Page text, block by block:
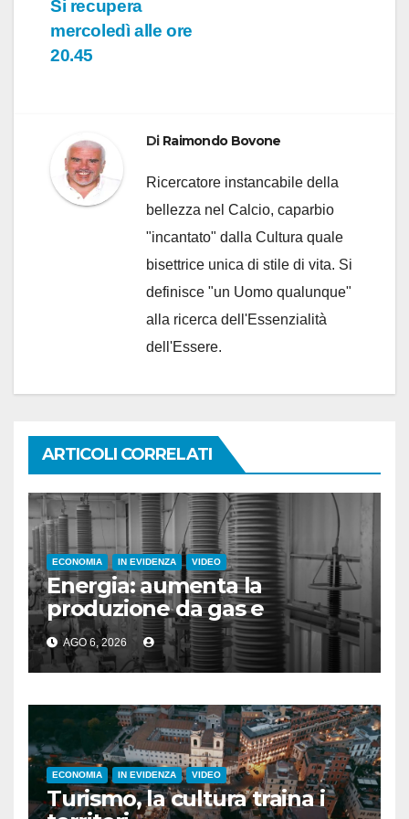
Si recupera
mercoledì alle ore
20.45
Di Raimondo Bovone
Ricercatore instancabile della
bellezza nel Calcio, caparbio
"incantato" dalla Cultura quale
bisettrice unica di stile di vita. Si
definisce "un Uomo qualunque"
alla ricerca dell'Essenzialità
dell'Essere.
ARTICOLI CORRELATI
ECONOMIA IN EVIDENZA VIDEO
Energia: aumenta la
produzione da gas e
fotovoltaico
AGO 6, 2026
ECONOMIA IN EVIDENZA VIDEO
Turismo, la cultura traina i